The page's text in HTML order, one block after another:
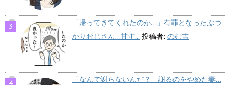
「帰ってきてくれたのか…」有罪となったぶつ
かりおじさん…甘す... 投稿者: のむ吉
「なんで謝らないんだ？」謝るのをやめた妻…